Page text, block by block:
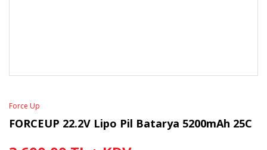
Force Up
FORCEUP 22.2V Lipo Pil Batarya 5200mAh 25C